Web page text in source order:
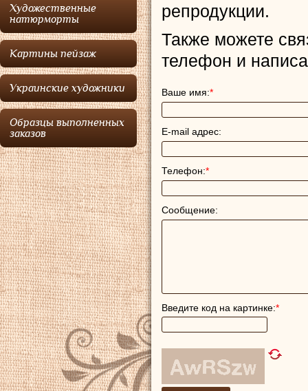
Художественные
натюрморты
Картины пейзаж
Украинские художники
Образцы выполненных
заказов
репродукции.
Также можете
телефон и
Ваше имя:*
E-mail адрес:
Телефон:*
Сообщение:
Введите код на картинке:*